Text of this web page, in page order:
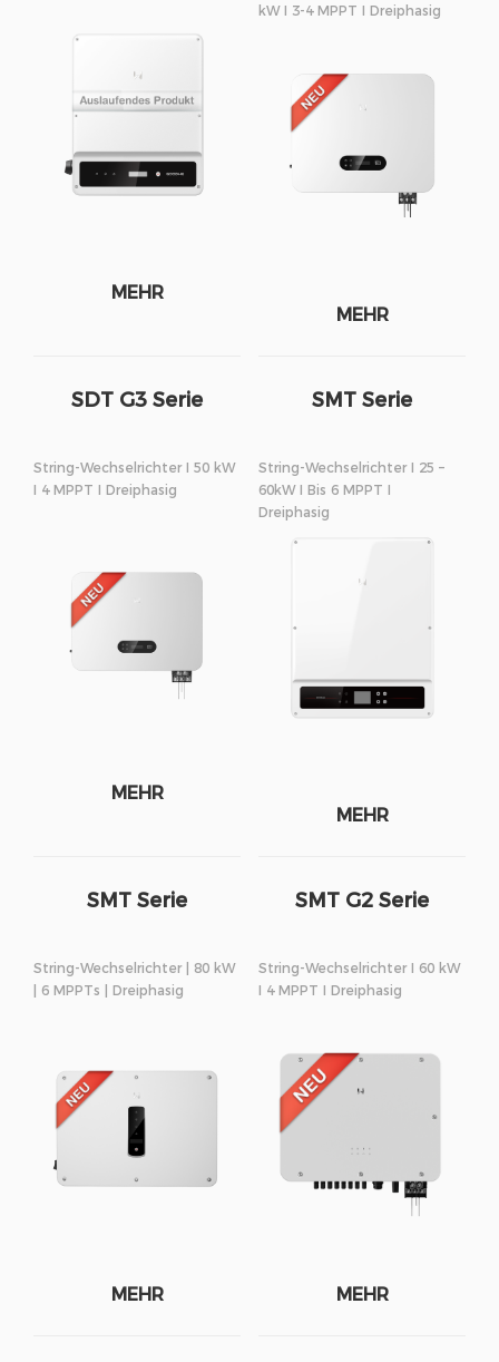
MEHR
kW I 3-4 MPPT I Dreiphasig
MEHR
SDT G3 Serie
String-Wechselrichter I 50 kW
I 4 MPPT I Dreiphasig
MEHR
SMT Serie
String-Wechselrichter I 25 –
60kW I Bis 6 MPPT I
Dreiphasig
MEHR
SMT Serie
String-Wechselrichter | 80 kW
| 6 MPPTs | Dreiphasig
MEHR
SMT G2 Serie
String-Wechselrichter I 60 kW
I 4 MPPT I Dreiphasig
MEHR